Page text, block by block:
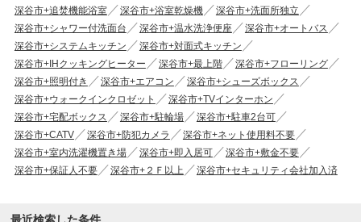
深谷市+追焚機能浴室
深谷市+浴室乾燥機
深谷市+洗面所独立
深谷市+シャワー付洗面台
深谷市+温水洗浄便座
深谷市+オートバス
深谷市+システムキッチン
深谷市+対面式キッチン
深谷市+IHクッキングヒーター
深谷市+最上階
深谷市+フローリング
深谷市+照明付き
深谷市+エアコン
深谷市+シューズボックス
深谷市+ウォークインクロゼット
深谷市+TVインターホン
深谷市+宅配ボックス
深谷市+駐輪場
深谷市+駐車2台可
深谷市+CATV
深谷市+防犯カメラ
深谷市+ネット使用料不要
深谷市+室内洗濯機置き場
深谷市+即入居可
深谷市+敷金不要
深谷市+保証人不要
深谷市+２Ｆ以上 深谷市+セキュリティ会社加入済